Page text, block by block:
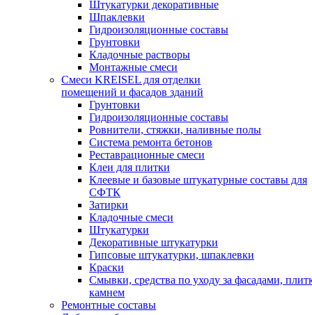
Штукатурки декоративные
Шпаклевки
Гидроизоляционные составы
Грунтовки
Кладочные растворы
Монтажные смеси
Смеси KREISEL для отделки
помещений и фасадов зданий
Грунтовки
Гидроизоляционные составы
Ровнители, стяжки, наливные полы
Cистема ремонта бетонов
Реставрационные смеси
Клеи для плитки
Клеевые и базовые штукатурные составы для
СФТК
Затирки
Кладочные смеси
Штукатурки
Декоративные штукатурки
Гипсовые штукатурки, шпаклевки
Краски
Смывки, средства по уходу за фасадами,
камнем
Ремонтные составы